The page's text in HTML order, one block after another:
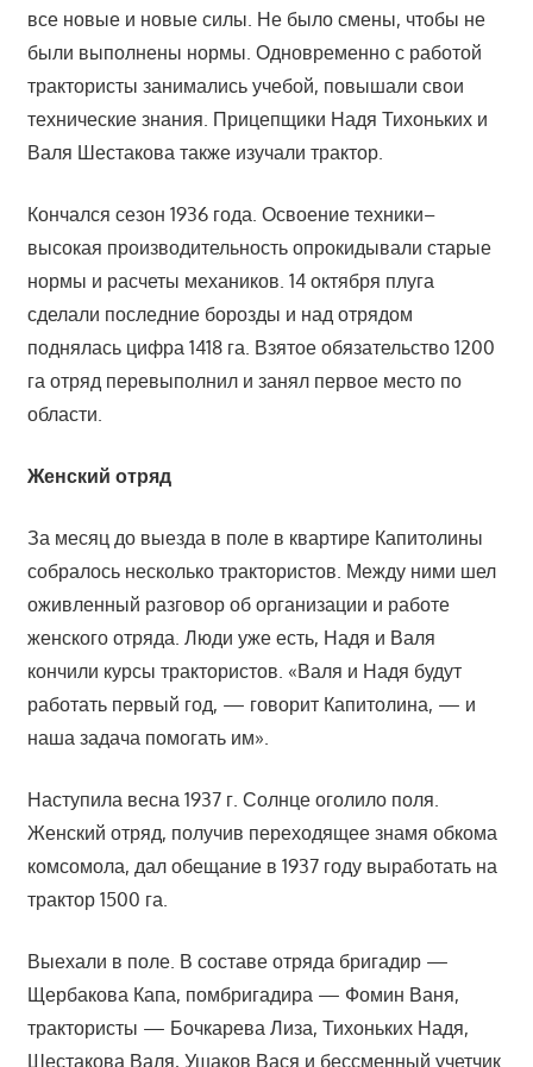
все новые и новые силы. Не было смены, чтобы не
были выполнены нормы. Одновременно с работой
трактористы занимались учебой, повышали свои
технические знания. Прицепщики Надя Тихоньких и
Валя Шестакова также изучали трактор.
Кончался сезон 1936 года. Освоение техники–
высокая производительность опрокидывали старые
нормы и расчеты механиков. 14 октября плуга
сделали последние борозды и над отрядом
поднялась цифра 1418 га. Взятое обязательство 1200
га отряд перевыполнил и занял первое место по
области.
Женский отряд
За месяц до выезда в поле в квартире Капитолины
собралось несколько трактористов. Между ними шел
оживленный разговор об организации и работе
женского отряда. Люди уже есть, Надя и Валя
кончили курсы трактористов. «Валя и Надя будут
работать первый год, — говорит Капитолина, — и
наша задача помогать им».
Наступила весна 1937 г. Солнце оголило поля.
Женский отряд, получив переходящее знамя обкома
комсомола, дал обещание в 1937 году выработать на
трактор 1500 га.
Выехали в поле. В составе отряда бригадир —
Щербакова Капа, помбригадира — Фомин Ваня,
трактористы — Бочкарева Лиза, Тихоньких Надя,
Шестакова Валя, Ушаков Вася и бессменный учетчик